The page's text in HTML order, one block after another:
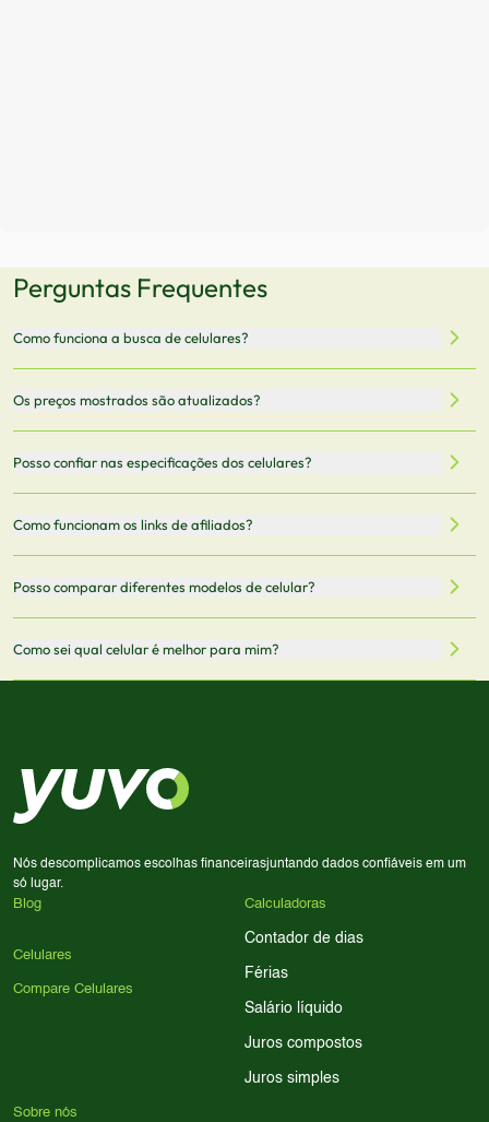
Perguntas Frequentes
Como funciona a busca de celulares?
armazenamento, memória RAM, bateria e conectividade
5G.
Os preços mostrados são atualizados?
vendedor antes de finalizar sua compra.
Posso confiar nas especificações dos celulares?
informações mais recentes de cada modelo.
Como funcionam os links de afiliados?
comissão sem custo adicional para você.
Posso comparar diferentes modelos de celular?
Sim! Você pode selecionar até 3 celulares para comparar
Como sei qual celular é melhor para mim?
processador e bateria são essenciais. Use nossos filtros
para encontrar o celular ideal.
Nós descomplicamos escolhas financeirasjuntando dados confiáveis em um
só lugar.
Blog
Celulares
Compare Celulares
Calculadoras
Contador de dias
Férias
Salário líquido
Juros compostos
Juros simples
Sobre nós